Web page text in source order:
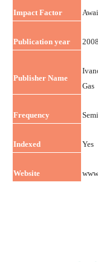
Impact Factor
Publication year 2008
Publisher Name
Gas
Frequency
Indexed Yes
Website